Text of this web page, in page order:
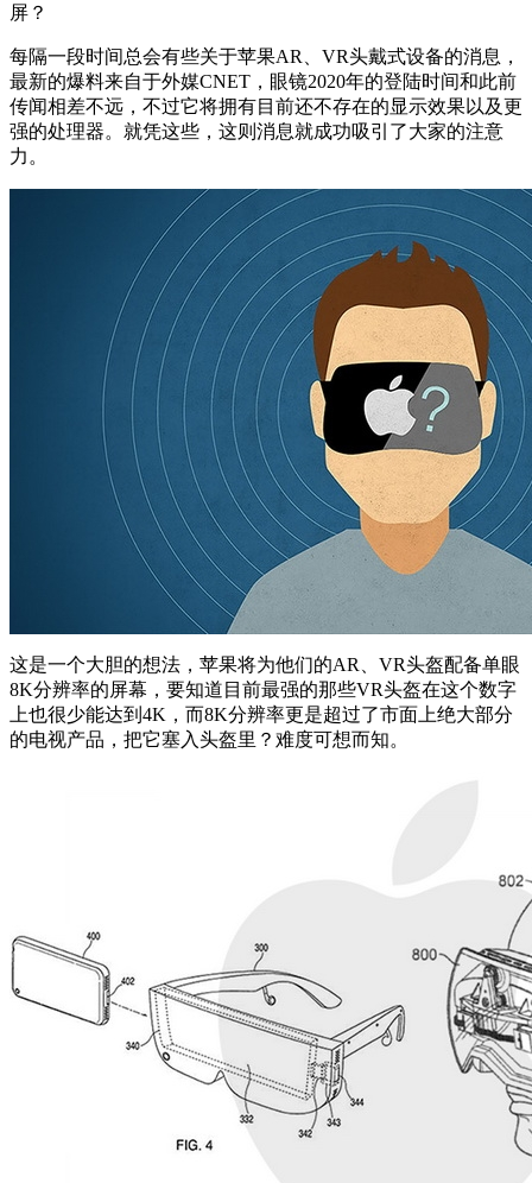
屏？
每隔一段时间总会有些关于苹果AR、VR头戴式设备的消息，
最新的爆料来自于外媒CNET，眼镜2020年的登陆时间和此前
传闻相差不远，不过它将拥有目前还不存在的显示效果以及更
强的处理器。就凭这些，这则消息就成功吸引了大家的注意
力。
这是一个大胆的想法，苹果将为他们的AR、VR头盔配备单眼
8K分辨率的屏幕，要知道目前最强的那些VR头盔在这个数字
上也很少能达到4K，而8K分辨率更是超过了市面上绝大部分
的电视产品，把它塞入头盔里？难度可想而知。